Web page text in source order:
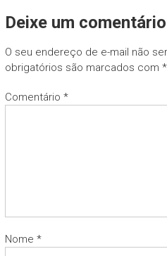
Deixe um comentário
O seu endereço de e-mail não
obrigatórios são marcados com *
Comentário *
Nome *